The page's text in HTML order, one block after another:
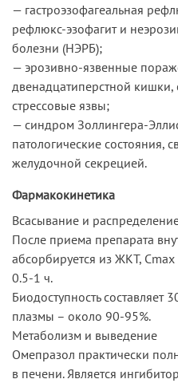
— гастроэзофагеальная
рефлюкс-эзофагит и
болезни (НЭРБ);
— эрозивно-язвенные
двенадцатиперстной
стрессовые язвы;
— синдром Золлингера-
патологические состояния,
желудочной секрецией.
Фармакокинетика
Всасывание и
После приема препарата
абсорбируется из ЖКТ, Cmax
0.5-1 ч.
Биодоступность составляет
плазмы – около 90-95%.
Метаболизм и выведение
Омепразол практически
в печени. Является